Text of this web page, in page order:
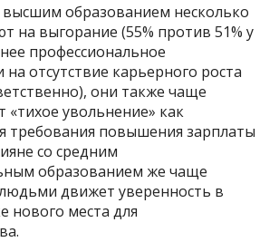
высшим образованием несколько
на выгорание (55% против 51% у
профессиональное
отсутствие карьерного роста
они также чаще
«тихое увольнение» как
требования повышения зарплаты
со средним
образованием же чаще
движет уверенность в
нового места для